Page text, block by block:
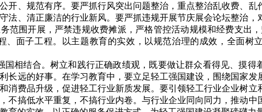
开、规范有序。要严抓行风突出问题整治，重点整治乱收费、乱
法、清正廉洁的行业新风。要严抓违规开展节庆展会论坛整治，
范围开展，严禁违规收费摊派，严格管控活动规模和经费支出，
、面子工程。以主题教育的实效，以规范治理的成效，全面树
国相结合。树立和践行正确政绩观，既要做让群众看得见、摸得
长远的好事。在学习教育中，要立足轻工强国建设，围绕国家发
消费品升级，促进轻工行业新质发展。要引领轻工行业企业树立
不搞低水平重复，不搞行业内卷。与行业企业同向同力，推动中